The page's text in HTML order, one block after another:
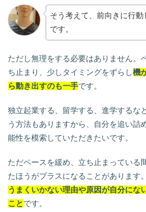
そう考えて、前向きに行
です。
ただし無理をする必要はありません。
ち止まり、少しタイミングをずらし機
ら動き出すのも一手です。
独立起業する、留学する、進学するな
う方法もありますから、自分を追い詰
能性を模索していただきたいです。
ただペースを緩め、立ち止まっている
たほうがプラスになることがあります
うまくいかない理由や原因が自分にな
ことです。